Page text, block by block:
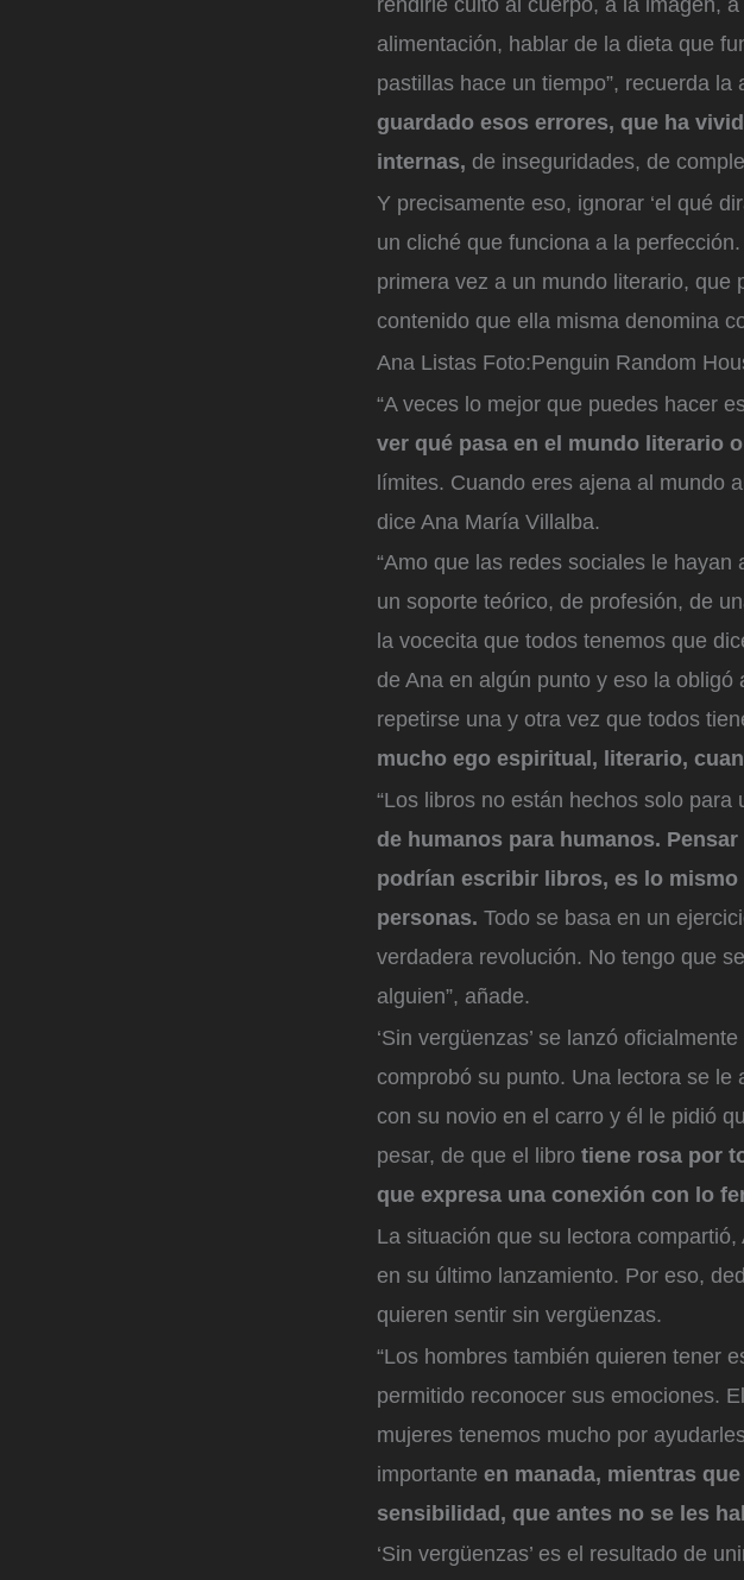
rendirle culto al cuerpo, a la imagen,
alimentación, hablar de la dieta que
pastillas hace un tiempo”, recuerda la
guardado esos errores, que ha
internas, de inseguridades, de
Y precisamente eso, ignorar ‘el qué
un cliché que funciona a la
primera vez a un mundo literario, que
contenido que ella misma denomina
Ana Listas Foto:Penguin Random
“A veces lo mejor que puedes hacer
ver qué pasa en el mundo literario
límites. Cuando eres ajena al mundo
dice Ana María Villalba.
“Amo que las redes sociales le
un soporte teórico, de profesión, de
la vocecita que todos tenemos que
de Ana en algún punto y eso la
repetirse una y otra vez que todos
mucho ego espiritual, literario,
“Los libros no están hechos solo
de humanos para humanos.
podrían escribir libros, es lo
personas. Todo se basa en un
verdadera revolución. No tengo que
alguien”, añade.
‘Sin vergüenzas’ se lanzó
comprobó su punto. Una lectora se
con su novio en el carro y él le pidió
pesar, de que el libro tiene rosa por
que expresa una conexión con lo
La situación que su lectora
en su último lanzamiento. Por eso,
quieren sentir sin vergüenzas.
“Los hombres también quieren tener
permitido reconocer sus emociones.
mujeres tenemos mucho por
importante en manada, mientras
sensibilidad, que antes no se les
‘Sin vergüenzas’ es el resultado de